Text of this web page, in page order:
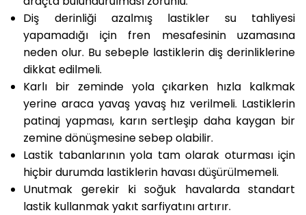
Diş derinliği azalmış lastikler su tahliyesi
yapamadığı için fren mesafesinin uzamasına
neden olur. Bu sebeple lastiklerin diş derinliklerine
dikkat edilmeli.
Karlı bir zeminde yola çıkarken hızla kalkmak
yerine araca yavaş yavaş hız verilmeli. Lastiklerin
patinaj yapması, karın sertleşip daha kaygan bir
zemine dönüşmesine sebep olabilir.
Lastik tabanlarının yola tam olarak oturması için
hiçbir durumda lastiklerin havası düşürülmemeli.
Unutmak gerekir ki soğuk havalarda standart
lastik kullanmak yakıt sarfiyatını artırır.